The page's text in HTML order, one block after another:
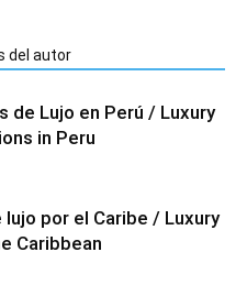
del autor
de Lujo en Perú / Luxury
in Peru
lujo por el Caribe / Luxury
Caribbean